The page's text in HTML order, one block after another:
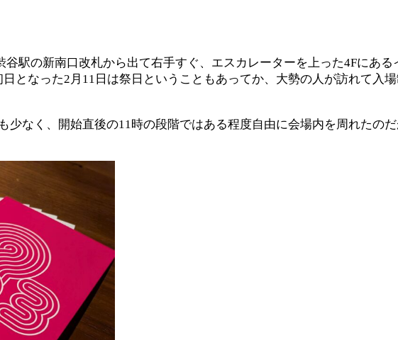
谷駅の新南口改札から出て右手すぐ、エスカレーターを上った4Fにあ
となった2月11日は祭日ということもあってか、大勢の人が訪れて入
なく、開始直後の11時の段階ではある程度自由に会場内を周れたの